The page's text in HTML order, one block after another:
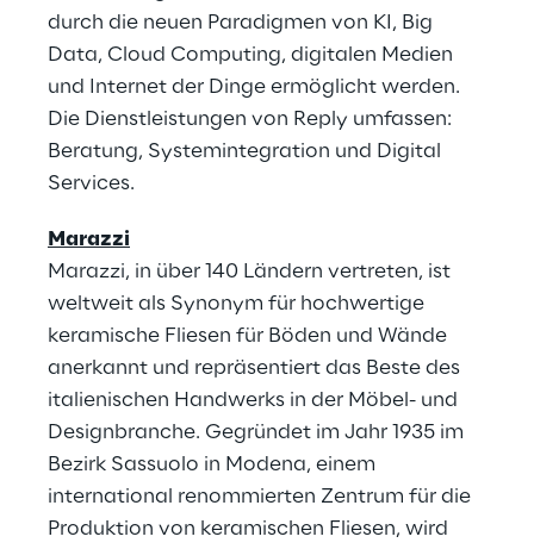
durch die neuen Paradigmen von KI, Big
Data, Cloud Computing, digitalen Medien
und Internet der Dinge ermöglicht werden.
Die Dienstleistungen von Reply umfassen:
Beratung, Systemintegration und Digital
Services.
Marazzi
Marazzi, in über 140 Ländern vertreten, ist
weltweit als Synonym für hochwertige
keramische Fliesen für Böden und Wände
anerkannt und repräsentiert das Beste des
italienischen Handwerks in der Möbel- und
Designbranche. Gegründet im Jahr 1935 im
Bezirk Sassuolo in Modena, einem
international renommierten Zentrum für die
Produktion von keramischen Fliesen, wird